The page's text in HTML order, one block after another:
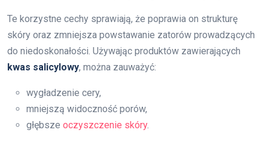
Te korzystne cechy sprawiają, że poprawia on strukturę
skóry oraz zmniejsza powstawanie zatorów prowadzących
do niedoskonałości. Używając produktów zawierających
kwas salicylowy, można zauważyć:
wygładzenie cery,
mniejszą widoczność porów,
głębsze oczyszczenie skóry.